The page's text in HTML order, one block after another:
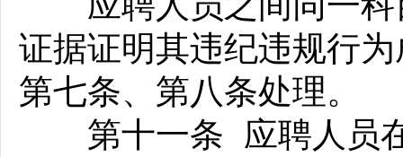
证据证明其违纪违规行
第七条、第八条处理。
第十一条 应聘人员在